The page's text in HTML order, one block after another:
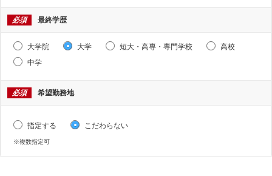
必須 最終学歴
大学院 大学 短大・高専・専門学校
高校
中学
必須 希望勤務地
指定する こだわらない
※複数指定可